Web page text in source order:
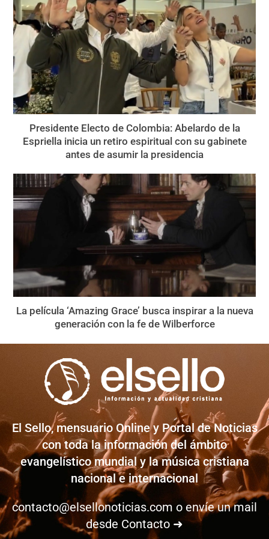
Presidente Electo de Colombia: Abelardo de la
Espriella inicia un retiro espiritual con su gabinete
antes de asumir la presidencia
La película ‘Amazing Grace’ busca inspirar a la nueva
generación con la fe de Wilberforce
El Sello, mensuario Online y Portal de Noticias
con toda la información del ámbito
evangelístico mundial y la música cristiana
nacional e internacional
contacto@elsellonoticias.com o envíe un mail
desde Contacto ➜